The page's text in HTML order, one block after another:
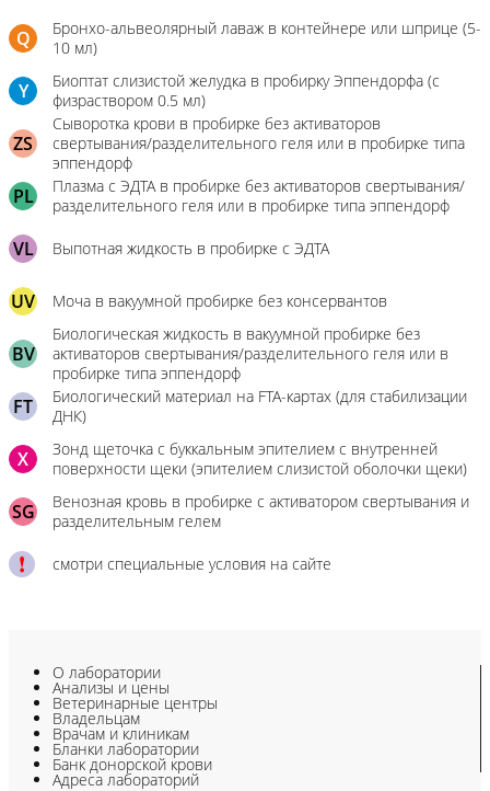
Q
Бронхо-альвеолярный лаваж в контейнере или шприце (5-
10 мл)
Y
Биоптат слизистой желудка в пробирку Эппендорфа (с
физраствором 0.5 мл)
ZS
Сыворотка крови в пробирке без активаторов
свертывания/разделительного геля или в пробирке типа
эппендорф
PL
Плазма с ЭДТА в пробирке без активаторов свертывания/
разделительного геля или в пробирке типа эппендорф
VL Выпотная жидкость в пробирке с ЭДТА
UV Моча в вакуумной пробирке без консервантов
BV
Биологическая жидкость в вакуумной пробирке без
активаторов свертывания/разделительного геля или в
пробирке типа эппендорф
FT
Биологический материал на FTA-картах (для стабилизации
ДНК)
X
Зонд щеточка с буккальным эпителием с внутренней
поверхности щеки (эпителием слизистой оболочки щеки)
SG
Венозная кровь в пробирке с активатором свертывания и
разделительным гелем
смотри специальные условия на сайте
О лаборатории
Анализы и цены
Ветеринарные центры
Владельцам
Врачам и клиникам
Бланки лаборатории
Банк донорской крови
Адреса лабораторий